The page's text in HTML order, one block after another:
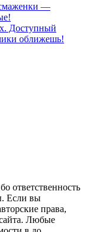
—
Доступный
оближешь!
ответственность
Если вы
права,
Любые